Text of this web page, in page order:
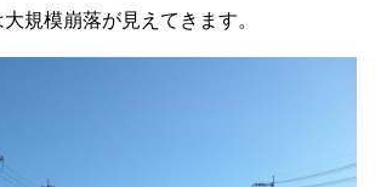
規模崩落が見えてきます。